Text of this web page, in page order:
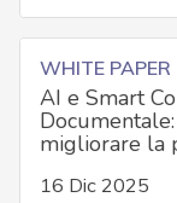
WHITE PAPER
AI e Smart
migliorare la
16 Dic 2025